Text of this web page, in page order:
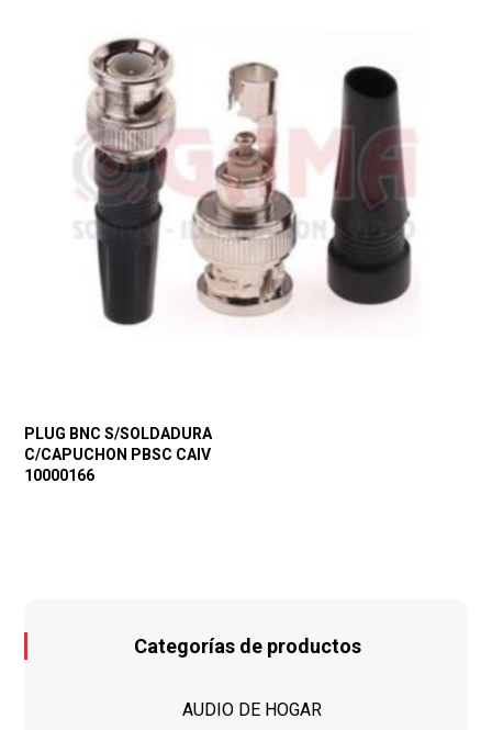
PLUG BNC S/SOLDADURA
C/CAPUCHON PBSC CAIV
10000166
Categorías de productos
AUDIO DE HOGAR